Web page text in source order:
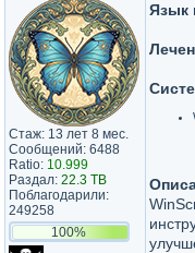
Стаж: 13 лет 8 мес.
Сообщений: 6488
Ratio: 10.999
Раздал: 22.3 TB
Поблагодарили:
249258
100%
Язык